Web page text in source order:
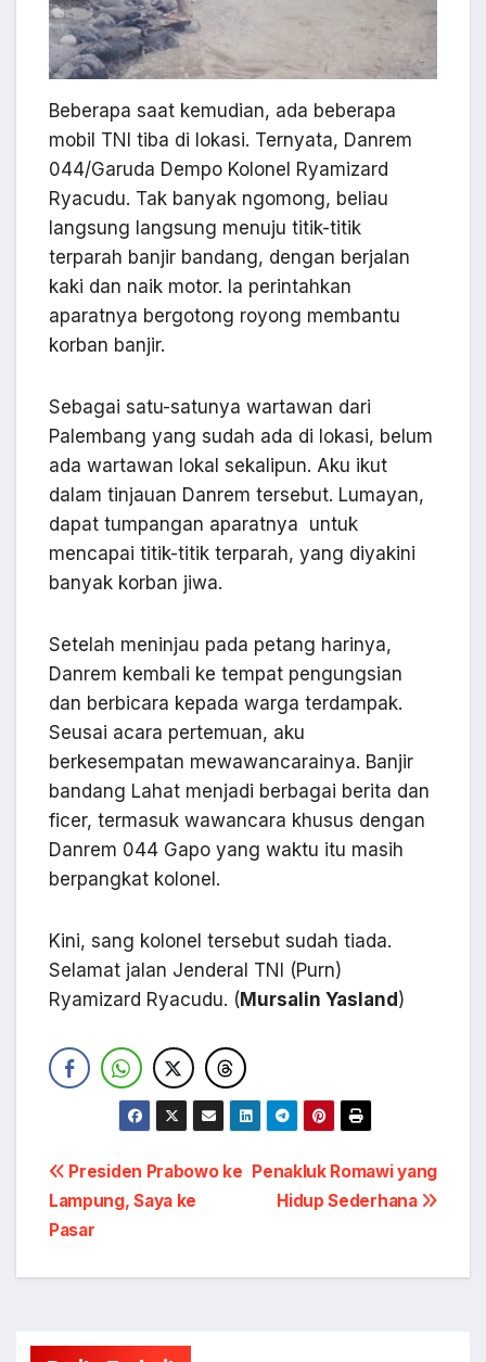
Beberapa saat kemudian, ada beberapa
mobil TNI tiba di lokasi. Ternyata, Danrem
044/Garuda Dempo Kolonel Ryamizard
Ryacudu. Tak banyak ngomong, beliau
langsung langsung menuju titik-titik
terparah banjir bandang, dengan berjalan
kaki dan naik motor. Ia perintahkan
aparatnya bergotong royong membantu
korban banjir.
Sebagai satu-satunya wartawan dari
Palembang yang sudah ada di lokasi, belum
ada wartawan lokal sekalipun. Aku ikut
dalam tinjauan Danrem tersebut. Lumayan,
dapat tumpangan aparatnya untuk
mencapai titik-titik terparah, yang diyakini
banyak korban jiwa.
Setelah meninjau pada petang harinya,
Danrem kembali ke tempat pengungsian
dan berbicara kepada warga terdampak.
Seusai acara pertemuan, aku
berkesempatan mewawancarainya. Banjir
bandang Lahat menjadi berbagai berita dan
ficer, termasuk wawancara khusus dengan
Danrem 044 Gapo yang waktu itu masih
berpangkat kolonel.
Kini, sang kolonel tersebut sudah tiada.
Selamat jalan Jenderal TNI (Purn)
Ryamizard Ryacudu. ( Mursalin Yasland )
Navigasi
pos
Penakluk Romawi yang
Hidup Sederhana
Presiden Prabowo ke
Lampung, Saya ke
Pasar